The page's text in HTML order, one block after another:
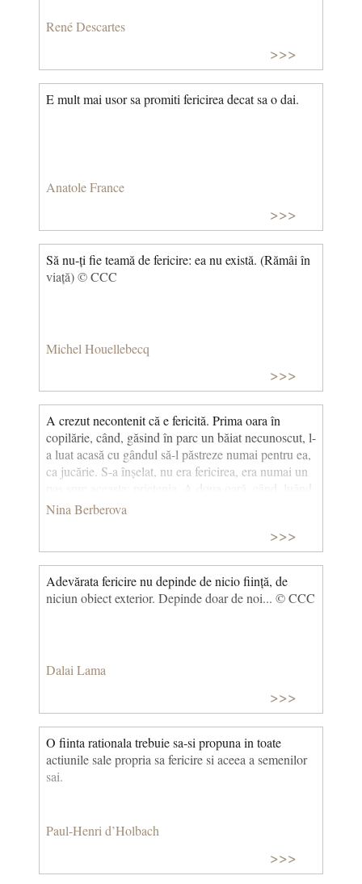
René Descartes
>>>
E mult mai usor sa promiti fericirea decat sa o dai.
Anatole France
>>>
Să nu-ți fie teamă de fericire: ea nu există. (Rămâi în
viață) © CCC
Michel Houellebecq
>>>
A crezut necontenit că e fericită. Prima oara în
copilărie, când, găsind în parc un băiat necunoscut, l-
a luat acasă cu gândul să-l păstreze numai pentru ea,
ca jucărie. S-a înșelat, nu era fericirea, era numai un
pe cineva drept altcineva, s-a căsătorit. Nu era
singurătate. A treia oară, când s-a lăsat iubită, ca să-
și dovedească doar ei că este tânără, liberă și...
fericită. Nu era: propriul trup îi devenise străin. Și
apoi, la un moment dat, a știut sigur că nu se mai
înșală. Nu l-a crezut pe el atunci când i-a spus că
Nina Berberova
>>>
Adevărata fericire nu depinde de nicio ființă, de
niciun obiect exterior. Depinde doar de noi... © CCC
Dalai Lama
>>>
O fiinta rationala trebuie sa-si propuna in toate
actiunile sale propria sa fericire si aceea a semenilor
sai.
Paul-Henri d’Holbach
>>>